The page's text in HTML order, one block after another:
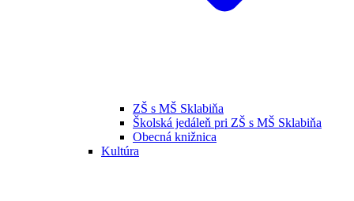
ZŠ s MŠ Sklabiňa
Školská jedáleň pri ZŠ s MŠ Sklabiňa
Obecná knižnica
Kultúra